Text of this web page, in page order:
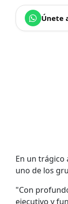
Únete
En un
uno de los
"Con
ejecutivo y